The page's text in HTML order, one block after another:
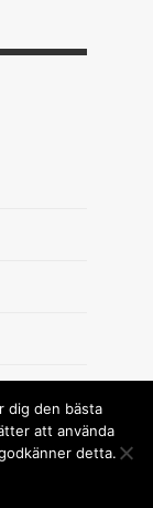
dig den bästa
att använda
detta.